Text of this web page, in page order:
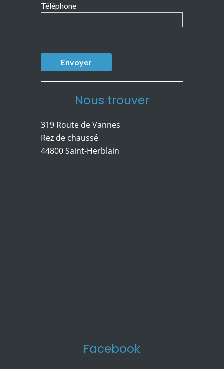
Téléphone
Nous trouver
319 Route de Vannes
Rez de chaussé
44800 Saint-Herblain
Facebook